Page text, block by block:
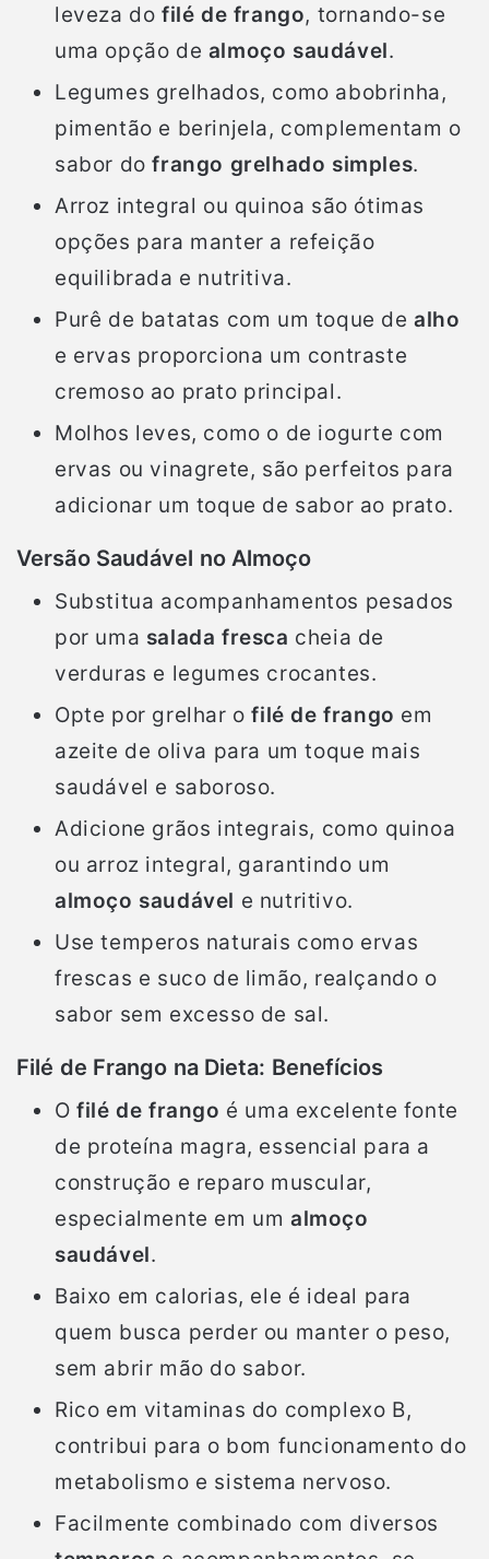
leveza do filé de frango, tornando-se
uma opção de almoço saudável.
Legumes grelhados, como abobrinha,
pimentão e berinjela, complementam o
sabor dofrango grelhado simples.
Arroz integral ou quinoa são ótimas
opções para manter a refeição
equilibrada e nutritiva.
Purê de batatas com um toque dealho
e ervas proporciona um contraste
cremoso ao prato principal.
Molhos leves, como o de iogurte com
ervas ou vinagrete, são perfeitos para
adicionar um toque de sabor ao prato.
Versão Saudável no Almoço
Substitua acompanhamentos pesados
por uma salada fresca cheia de
verduras e legumes crocantes.
Opte por grelhar ofilé de frango em
azeite de oliva para um toque mais
saudável e saboroso.
Adicione grãos integrais, como quinoa
ou arroz integral, garantindo um
almoço saudável e nutritivo.
Use temperos naturais como ervas
frescas e suco de limão, realçando o
sabor sem excesso de sal.
Filé de Frango na Dieta: Benefícios
Ofilé de frango é uma excelente fonte
de proteína magra, essencial para a
construção e reparo muscular,
especialmente em umalmoço
saudável.
Baixo em calorias, ele é ideal para
quem busca perder ou manter o peso,
sem abrir mão do sabor.
Rico em vitaminas do complexo B,
contribui para o bom funcionamento do
metabolismo e sistema nervoso.
Facilmente combinado com diversos